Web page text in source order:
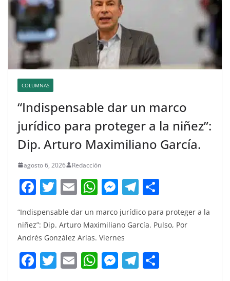
COLUMNAS
“Indispensable dar un marco
jurídico para proteger a la niñez”:
Dip. Arturo Maximiliano García.
agosto 6, 2026 Redacción
F
c
e
b
o
T
w
itt
er
E
ai
l
W
at
s
A
p
M
e
ss
e
n
g
T
e
a
m
m
“Indispensable dar un marco jurídico para proteger a la
niñez”: Dip. Arturo Maximiliano García. Pulso, Por
Andrés González Arias. Viernes
F T E W M T